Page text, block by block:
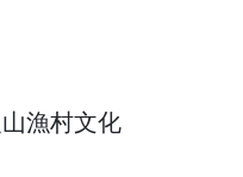
漁村文化